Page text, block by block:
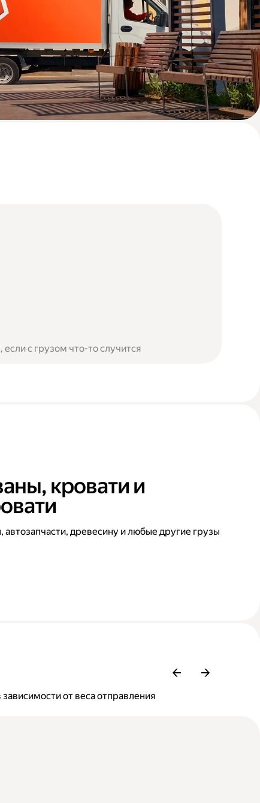
с грузом что-то случится
кровати и
древесину и любые другие грузы
от веса отправления